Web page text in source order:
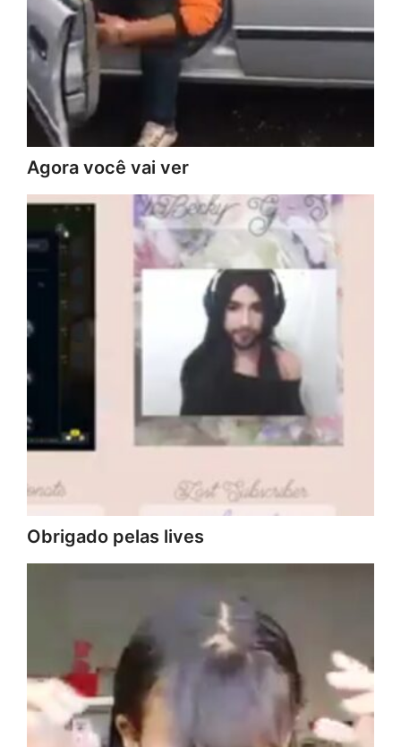
Agora você vai ver
Obrigado pelas lives